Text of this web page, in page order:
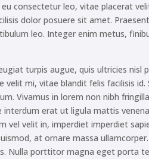
eu consectetur leo, vitae placerat
dolor posuere sit amet.
leo. Integer enim metus,
turpis augue, quis ultricies nisl
velit mi, vitae blandit felis facilisis
Vivamus in lorem non nibh
interdum erat ut ligula mattis
vel velit in, imperdiet imperdiet
at ornare massa
Nulla porttitor magna eget porta